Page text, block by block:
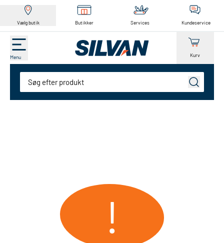
Vælg butik Butikker Services Kundeservice
Menu Kurv
Søg
!